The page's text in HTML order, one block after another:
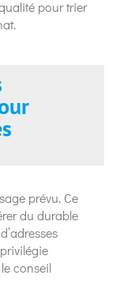
pour trier
prévu. Ce
du durable
conseil